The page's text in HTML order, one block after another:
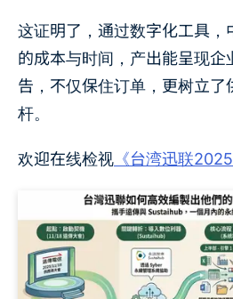
这证明了，通过数字化工具，
的成本与时间，产出能呈现企
告，不仅保住订单，更树立了
杆。
欢迎在线检视 《台湾迅联